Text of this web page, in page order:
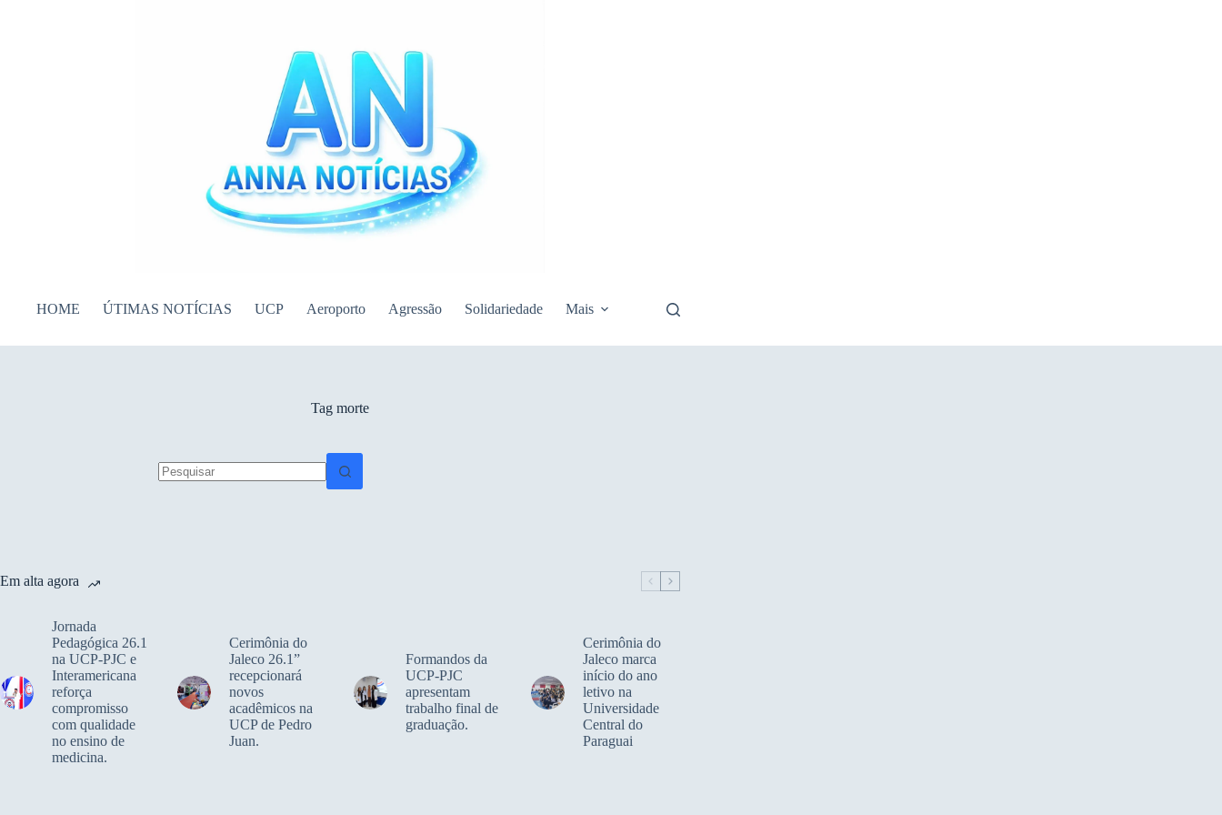
HOME ÚTIMAS NOTÍCIAS UCP Aeroporto Agressão Solidariedade Mais
Tag morte
Em alta agora
Jornada
Pedagógica 26.1
na UCP-PJC e
Interamericana
reforça
compromisso
com qualidade
no ensino de
medicina.
Cerimônia do
Jaleco 26.1”
recepcionará
novos
acadêmicos na
UCP de Pedro
Juan.
Formandos da
UCP-PJC
apresentam
trabalho final de
graduação.
Cerimônia do
Jaleco marca
início do ano
letivo na
Universidade
Central do
Paraguai